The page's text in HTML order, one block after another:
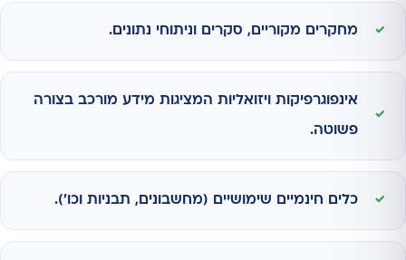
מחקרים מקוריים, סקרים וניתוחי נתונים.
אינפוגרפיקות ויזואליות המציגות מידע מורכב בצורה
פשוטה.
כלים חינמיים שימושיים (מחשבונים, תבניות וכו').